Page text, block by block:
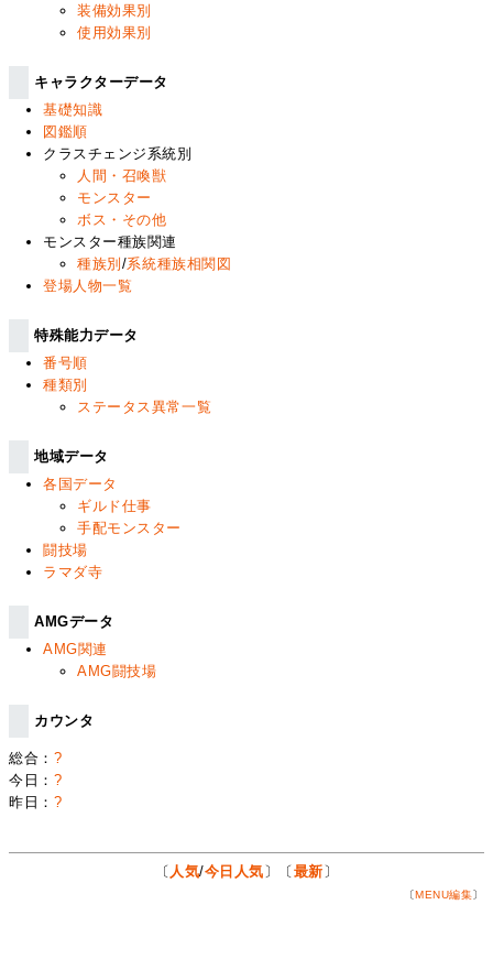
装備効果別
使用効果別
キャラクターデータ
基礎知識
図鑑順
クラスチェンジ系統別
人間・召喚獣
モンスター
ボス・その他
モンスター種族関連
種族別/系統種族相関図
登場人物一覧
特殊能力データ
番号順
種類別
ステータス異常一覧
地域データ
各国データ
ギルド仕事
手配モンスター
闘技場
ラマダ寺
AMGデータ
AMG関連
AMG闘技場
カウンタ
総合： ?
今日： ?
昨日： ?
〔 人気/今日人気 〕〔 最新 〕
〔MENU編集〕